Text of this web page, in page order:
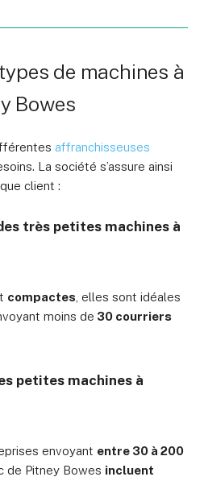
de machines à
Bowes
affranchisseuses
La société s’assure ainsi
client :
très petites machines à
compactes , elles sont idéales
moins de 30 courriers
petites machines à
envoyant entre 30 à 200
de Pitney Bowes incluent